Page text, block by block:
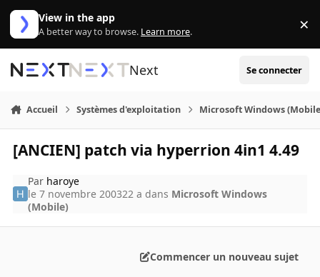
Aller au contenu
View in the app
A better way to browse. Learn more. ×
Next Se connecter
Accueil Systèmes d'exploitation Microsoft Windows
[ANCIEN] patch via hyperrion 4in1 4.49
Par haroye
le 7 novembre 200322 a dans Microsoft Windows
(Mobile)
Commencer un nouveau sujet